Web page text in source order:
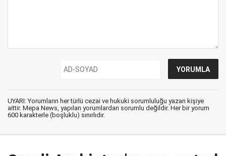
UYARI: Yorumların her türlü cezai ve hukuki sorumluluğu yazan kişiye
aittir. Mepa News, yapılan yorumlardan sorumlu değildir. Her bir yorum
600 karakterle (boşluklu) sınırlıdır.